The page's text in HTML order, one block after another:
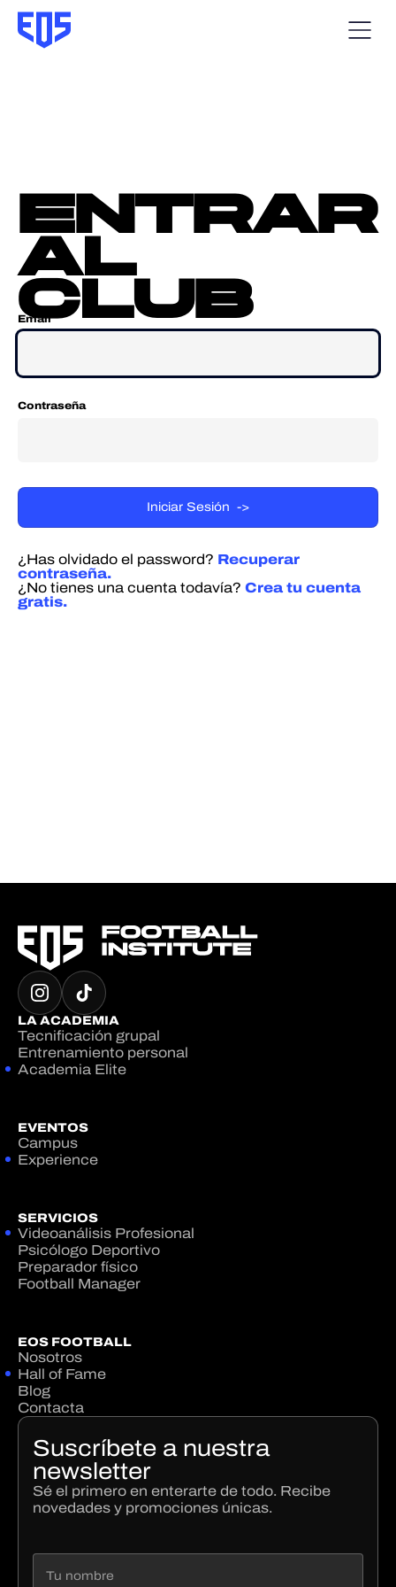
entrar
al
club
Email
Contraseña
¿Has olvidado el password? Recuperar
contraseña.
¿No tienes una cuenta todavía? Crea tu cuenta
gratis.
LA ACADEMIA
Tecnificación grupal
Entrenamiento personal
Academia Elite
EVENTOS
Campus
Experience
SERVICIOS
Videoanálisis Profesional
Psicólogo Deportivo
Preparador físico
Football Manager
EOS FOOTBALL
Nosotros
Hall of Fame
Blog
Contacta
Suscríbete a nuestra
newsletter
Sé el primero en enterarte de todo. Recibe
novedades y promociones únicas.